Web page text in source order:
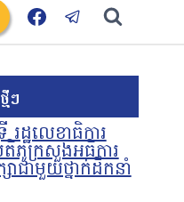
មីៗ
ដ្ឋលេខាធិការ
ភូក្រសួងអធិការ
ាជាមួយថ្នាក់ដឹកនាំ